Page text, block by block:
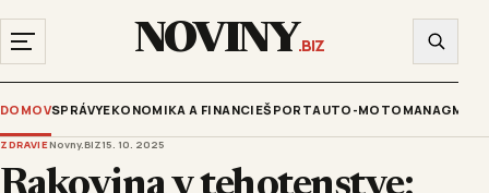
NOVINY.BIZ
DOMOVSPRÁVYEKONOMIKA A FINANCIEŠPORTAUTO-MOTO
ZDRAVIENovny.BIZ15. 10. 2025